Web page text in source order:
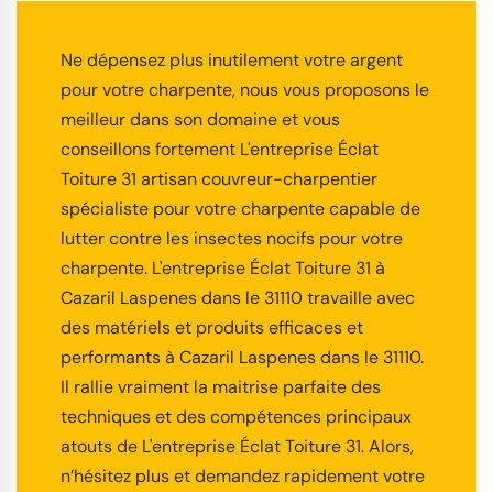
Ne dépensez plus inutilement votre argent
pour votre charpente, nous vous proposons le
meilleur dans son domaine et vous
conseillons fortement L'entreprise Éclat
Toiture 31 artisan couvreur-charpentier
spécialiste pour votre charpente capable de
lutter contre les insectes nocifs pour votre
charpente. L'entreprise Éclat Toiture 31 à
Cazaril Laspenes dans le 31110 travaille avec
des matériels et produits efficaces et
performants à Cazaril Laspenes dans le 31110.
Il rallie vraiment la maitrise parfaite des
techniques et des compétences principaux
atouts de L'entreprise Éclat Toiture 31. Alors,
n’hésitez plus et demandez rapidement votre